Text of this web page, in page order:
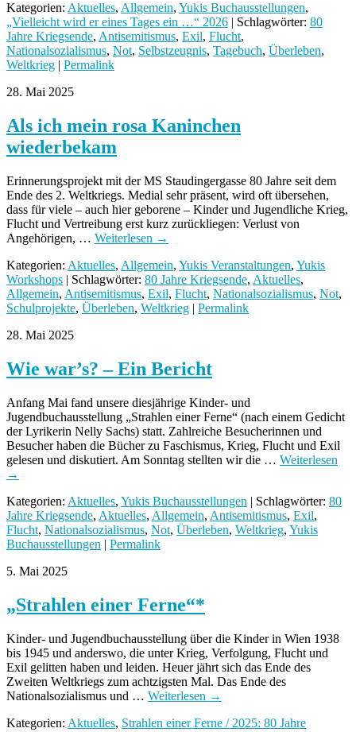
Kategorien: Aktuelles, Allgemein, Yukis Buchausstellungen,
„Vielleicht wird er eines Tages ein …“ 2026 | Schlagwörter: 80
Jahre Kriegsende, Antisemitismus, Exil, Flucht,
Nationalsozialismus, Not, Selbstzeugnis, Tagebuch, Überleben,
Weltkrieg | Permalink
28. Mai 2025
Als ich mein rosa Kaninchen
wiederbekam
Erinnerungsprojekt mit der MS Staudingergasse 80 Jahre seit dem
Ende des 2. Weltkriegs. Medial sehr präsent, wird oft übersehen,
dass für viele – auch hier geborene – Kinder und Jugendliche Krieg,
Flucht und Vertreibung erst kurz zurückliegen: Verlust von
Angehörigen, … Weiterlesen →
Kategorien: Aktuelles, Allgemein, Yukis Veranstaltungen, Yukis
Workshops | Schlagwörter: 80 Jahre Kriegsende, Aktuelles,
Allgemein, Antisemitismus, Exil, Flucht, Nationalsozialismus, Not,
Schulprojekte, Überleben, Weltkrieg | Permalink
28. Mai 2025
Wie war’s? – Ein Bericht
Anfang Mai fand unsere diesjährige Kinder- und
Jugendbuchausstellung „Strahlen einer Ferne“ (nach einem Gedicht
der Lyrikerin Nelly Sachs) statt. Zahlreiche Besucherinnen und
Besucher haben die Bücher zu Faschismus, Krieg, Flucht und Exil
gelesen und diskutiert. Am Sonntag stellten wir die … Weiterlesen
→
Kategorien: Aktuelles, Yukis Buchausstellungen | Schlagwörter: 80
Jahre Kriegsende, Aktuelles, Allgemein, Antisemitismus, Exil,
Flucht, Nationalsozialismus, Not, Überleben, Weltkrieg, Yukis
Buchausstellungen | Permalink
5. Mai 2025
„Strahlen einer Ferne“*
Kinder- und Jugendbuchausstellung über die Kinder in Wien 1938
bis 1945 und anderswo, die unter Krieg, Verfolgung, Flucht und
Exil gelitten haben und leiden. Heuer jährt sich das Ende des
Zweiten Weltkriegs zum achtzigsten Mal. Das Ende des
Nationalsozialismus und … Weiterlesen →
Kategorien: Aktuelles, Strahlen einer Ferne / 2025: 80 Jahre